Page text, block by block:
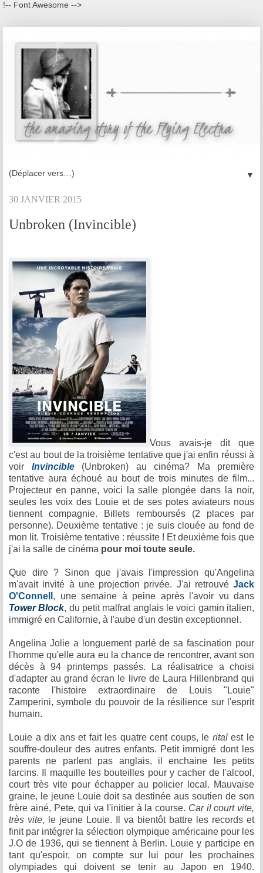
!-- Font Awesome -->
▼
30 JANVIER 2015
Unbroken (Invincible)
Vous avais-je dit que
c'est au bout de la troisième tentative que j'ai enfin réussi à
voir Invincible (Unbroken) au cinéma? Ma première
tentative aura échoué au bout de trois minutes de film...
Projecteur en panne, voici la salle plongée dans la noir,
seules les voix des Louie et de ses potes aviateurs nous
tiennent compagnie. Billets remboursés (2 places par
personne). Deuxième tentative : je suis clouée au fond de
mon lit. Troisième tentative : réussite ! Et deuxième fois que
j'ai la salle de cinéma pour moi toute seule.
Que dire ? Sinon que j'avais l'impression qu'Angelina
m'avait invité à une projection privée. J'ai retrouvé Jack
O'Connell , une semaine à peine après l'avoir vu dans
Tower Block, du petit malfrat anglais le voici gamin italien,
immigré en Californie, à l'aube d'un destin exceptionnel.
Angelina Jolie a longuement parlé de sa fascination pour
l'homme qu'elle aura eu la chance de rencontrer, avant son
décès à 94 printemps passés. La réalisatrice a choisi
d'adapter au grand écran le livre de Laura Hillenbrand qui
raconte l'histoire extraordinaire de Louis "Louie"
Zamperini, symbole du pouvoir de la résilience sur l'esprit
humain.
Louie a dix ans et fait les quatre cent coups, le ritalest le
souffre-douleur des autres enfants. Petit immigré dont les
parents ne parlent pas anglais, il enchaine les petits
larcins. Il maquille les bouteilles pour y cacher de l'alcool,
court très vite pour échapper au policier local. Mauvaise
graine, le jeune Louie doit sa destinée aus soutien de son
frère ainé, Pete, qui va l'initier à la course. Car il court vite,
très vite, le jeune Louie. Il va bientôt battre les records et
finit par intégrer la sélection olympique américaine pour les
J.O de 1936, qui se tiennent à Berlin. Louie y participe en
tant qu'espoir, on compte sur lui pour les prochaines
olympiades qui doivent se tenir au Japon en 1940.